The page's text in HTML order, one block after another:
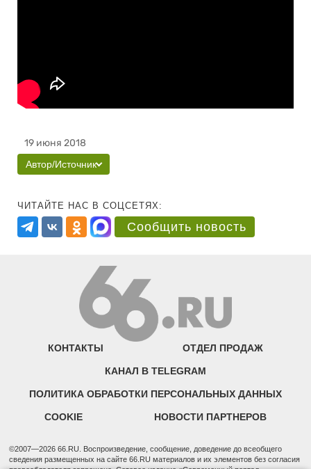
19 июня 2018
Автор/Источник
ЧИТАЙТЕ НАС В СОЦСЕТЯХ:
Сообщить новость
КОНТАКТЫ ОТДЕЛ ПРОДАЖ
КАНАЛ В TELEGRAM
ПОЛИТИКА ОБРАБОТКИ ПЕРСОНАЛЬНЫХ ДАННЫХ
COOKIE НОВОСТИ ПАРТНЕРОВ
©2007—2026 66.RU. Воспроизведение, сообщение, доведение до всеобщего
сведения размещенных на сайте 66.RU материалов и их элементов без согласия